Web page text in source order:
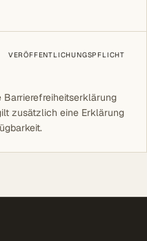
VERÖFFENTLICHUNGSPFLICHT
Barrierefreiheitserklärung
zusätzlich eine Erklärung